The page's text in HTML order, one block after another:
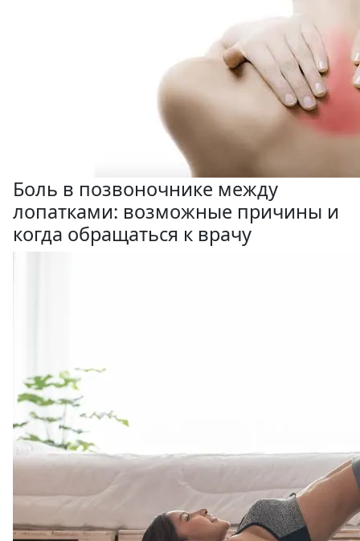
Боль в позвоночнике между
лопатками: возможные причины и
когда обращаться к врачу